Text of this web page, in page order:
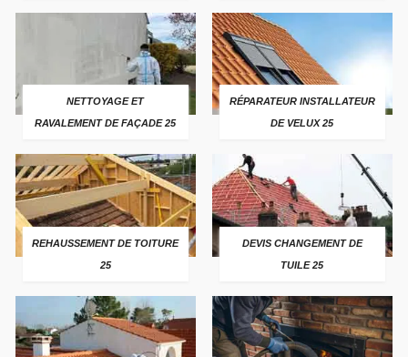
NETTOYAGE ET
RAVALEMENT DE FAÇADE 25
RÉPARATEUR INSTALLATEUR
DE VELUX 25
REHAUSSEMENT DE TOITURE
25
DEVIS CHANGEMENT DE
TUILE 25